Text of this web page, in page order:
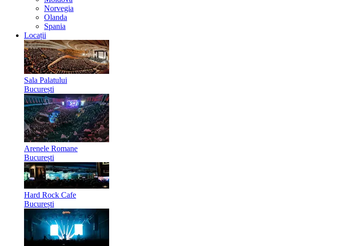
Norvegia
Olanda
Spania
Locații
Sala Palatului
București
Arenele Romane
București
Hard Rock Cafe
București